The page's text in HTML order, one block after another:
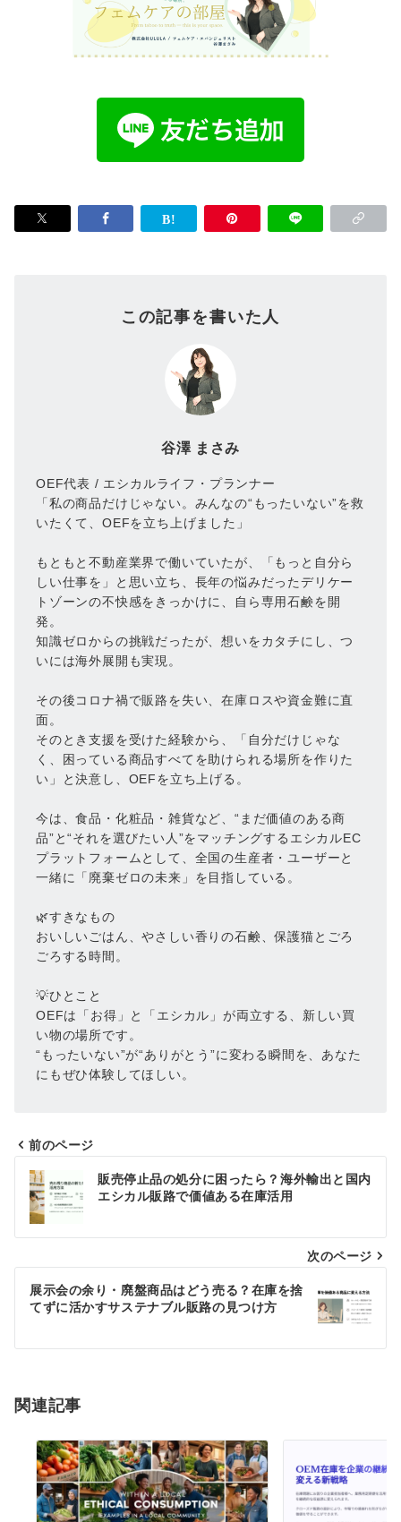
この記事を書いた人
谷澤 まさみ
OEF代表 / エシカルライフ・プランナー
「私の商品だけじゃない。みんなの“もったいない”を救
いたくて、OEFを立ち上げました」
もともと不動産業界で働いていたが、「もっと自分ら
しい仕事を」と思い立ち、長年の悩みだったデリケー
トゾーンの不快感をきっかけに、自ら専用石鹸を開
発。
知識ゼロからの挑戦だったが、想いをカタチにし、つ
いには海外展開も実現。
その後コロナ禍で販路を失い、在庫ロスや資金難に直
面。
そのとき支援を受けた経験から、「自分だけじゃな
く、困っている商品すべてを助けられる場所を作りた
い」と決意し、OEFを立ち上げる。
今は、食品・化粧品・雑貨など、“まだ価値のある商
品”と“それを選びたい人”をマッチングするエシカルEC
プラットフォームとして、全国の生産者・ユーザーと
一緒に「廃棄ゼロの未来」を目指している。
🌿すきなもの
おいしいごはん、やさしい香りの石鹸、保護猫とごろ
ごろする時間。
💡ひとこと
OEFは「お得」と「エシカル」が両立する、新しい買
い物の場所です。
“もったいない”が“ありがとう”に変わる瞬間を、あなた
にもぜひ体験してほしい。
投
稿
ナ
ビ
ゲ
シ
ン
前のページ
販売停止品の処分に困ったら？海外輸出と国内
エシカル販路で価値ある在庫活用
次のページ
展示会の余り・廃盤商品はどう売る？在庫を捨
てずに活かすサステナブル販路の見つけ方
関連記事